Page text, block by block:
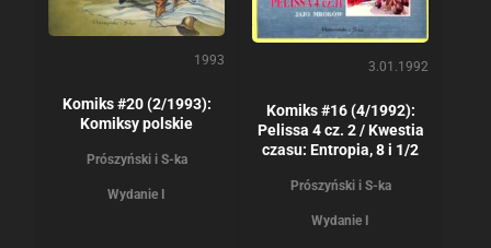
1993
Komiks #20 (2/1993):
Komiksy polskie
Prószyński i S-ka
Wydanie I
3.01.1992
Komiks #16 (4/1992):
Pelissa 4 cz. 2 / Kwestia
czasu: Entropia, 8 i 1/2
Prószyński i S-ka
Wydanie I